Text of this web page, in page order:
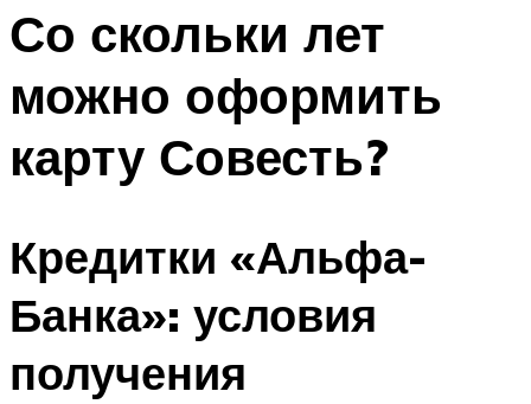
Со скольки лет
можно оформить
карту Совесть?
Кредитки «Альфа-
Банка»: условия
получения